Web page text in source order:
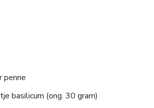
penne
basilicum (ong. 30 gram)